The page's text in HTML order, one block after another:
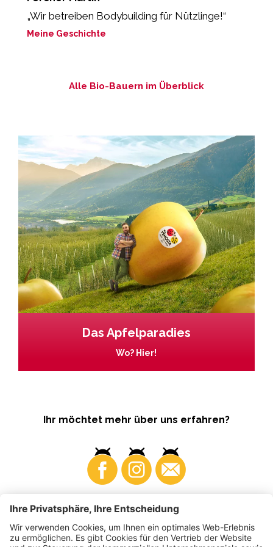
„Wir betreiben Bodybuilding für Nützlinge!“
Meine Geschichte
Alle Bio-Bauern im Überblick
Das Apfelparadies
Wo? Hier!
Ihr möchtet mehr über uns erfahren?
Business Produzenten